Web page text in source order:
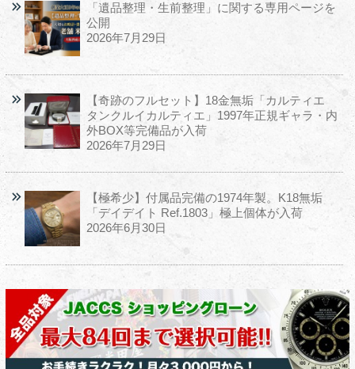
「遺品整理・生前整理」に関する専用ページを
公開
2026年7月29日
【奇跡のフルセット】18金無垢「カルティエ
タンクルイカルティエ」1997年正規ギャラ・内
外BOX等完備品が入荷
2026年7月29日
【極希少】付属品完備の1974年製。K18無垢
「デイデイト Ref.1803」極上個体が入荷
2026年6月30日